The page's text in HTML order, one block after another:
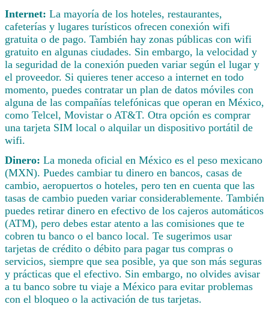
Internet: La mayoría de los hoteles, restaurantes,
cafeterías y lugares turísticos ofrecen conexión wifi
gratuita o de pago. También hay zonas públicas con wifi
gratuito en algunas ciudades. Sin embargo, la velocidad y
la seguridad de la conexión pueden variar según el lugar y
el proveedor. Si quieres tener acceso a internet en todo
momento, puedes contratar un plan de datos móviles con
alguna de las compañías telefónicas que operan en México,
como Telcel, Movistar o AT&T. Otra opción es comprar
una tarjeta SIM local o alquilar un dispositivo portátil de
wifi.
Dinero: La moneda oficial en México es el peso mexicano
(MXN). Puedes cambiar tu dinero en bancos, casas de
cambio, aeropuertos o hoteles, pero ten en cuenta que las
tasas de cambio pueden variar considerablemente. También
puedes retirar dinero en efectivo de los cajeros automáticos
(ATM), pero debes estar atento a las comisiones que te
cobren tu banco o el banco local. Te sugerimos usar
tarjetas de crédito o débito para pagar tus compras o
servicios, siempre que sea posible, ya que son más seguras
y prácticas que el efectivo. Sin embargo, no olvides avisar
a tu banco sobre tu viaje a México para evitar problemas
con el bloqueo o la activación de tus tarjetas.